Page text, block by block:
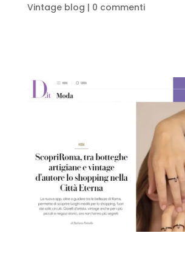
Vintage blog | 0 commenti